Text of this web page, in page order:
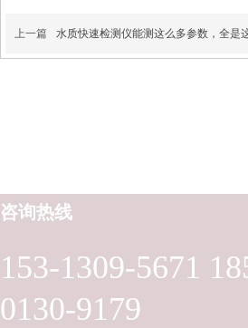
上一篇 水质快速检测仪能测这么多参数，全是
153-1309-5671
0130-9179
咨询热线